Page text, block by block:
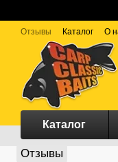
Отзывы Каталог О
Каталог
Отзывы